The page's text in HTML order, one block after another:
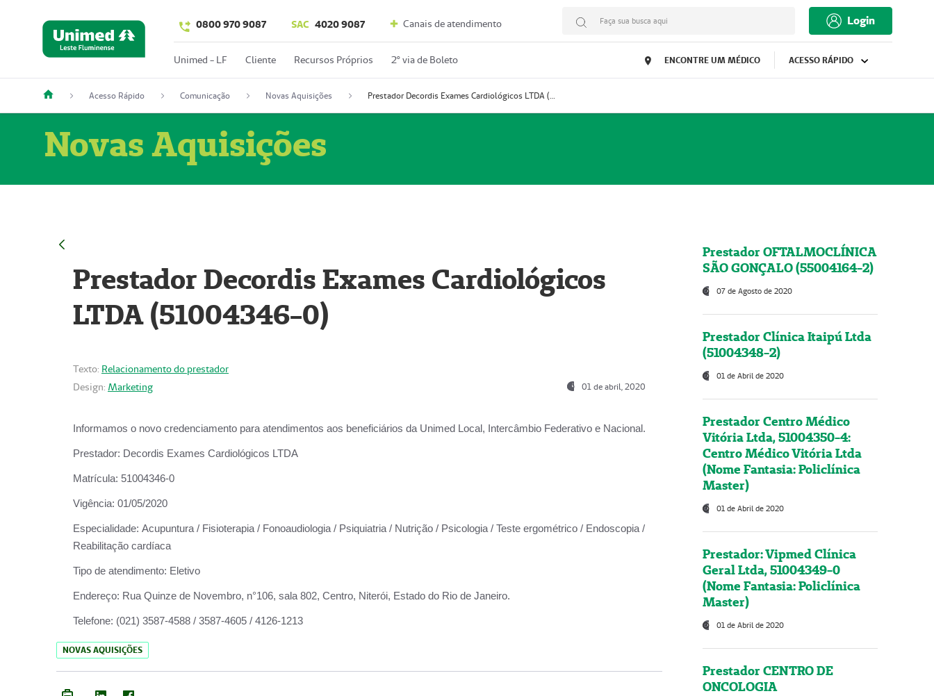
0800 970 9087 SAC 4020 9087 Canais de atendimento Faça sua busca aqui Login
Unimed - LF Cliente Recursos Próprios 2º via de Boleto ENCONTRE UM MÉDICO ACESSO RÁPIDO
Acesso Rápido Comunicação Novas Aquisições Prestador Decordis Exames Cardiológicos LTDA (51004346-0)
Novas Aquisições
Prestador Decordis Exames Cardiológicos
LTDA (51004346-0)
Texto: Relacionamento do prestador
Design: Marketing 01 de abril, 2020
Informamos o novo credenciamento para atendimentos aos beneficiários da Unimed Local, Intercâmbio Federativo e Nacional.
Prestador: Decordis Exames Cardiológicos LTDA
Matrícula: 51004346-0
Vigência: 01/05/2020
Especialidade: Acupuntura / Fisioterapia / Fonoaudiologia / Psiquiatria / Nutrição / Psicologia / Teste ergométrico / Endoscopia /
Reabilitação cardíaca
Tipo de atendimento: Eletivo
Endereço: Rua Quinze de Novembro, n°106, sala 802, Centro, Niterói, Estado do Rio de Janeiro.
Telefone: (021) 3587-4588 / 3587-4605 / 4126-1213
NOVAS AQUISIÇÕES
Prestador OFTALMOCLÍNICA
SÃO GONÇALO (55004164-2)
07 de Agosto de 2020
Prestador Clínica Itaipú Ltda
(51004348-2)
01 de Abril de 2020
Prestador Centro Médico
Vitória Ltda, 51004350-4:
Centro Médico Vitória Ltda
(Nome Fantasia: Policlínica
Master)
01 de Abril de 2020
Prestador: Vipmed Clínica
Geral Ltda, 51004349-0
(Nome Fantasia: Policlínica
Master)
01 de Abril de 2020
Prestador CENTRO DE
ONCOLOGIA